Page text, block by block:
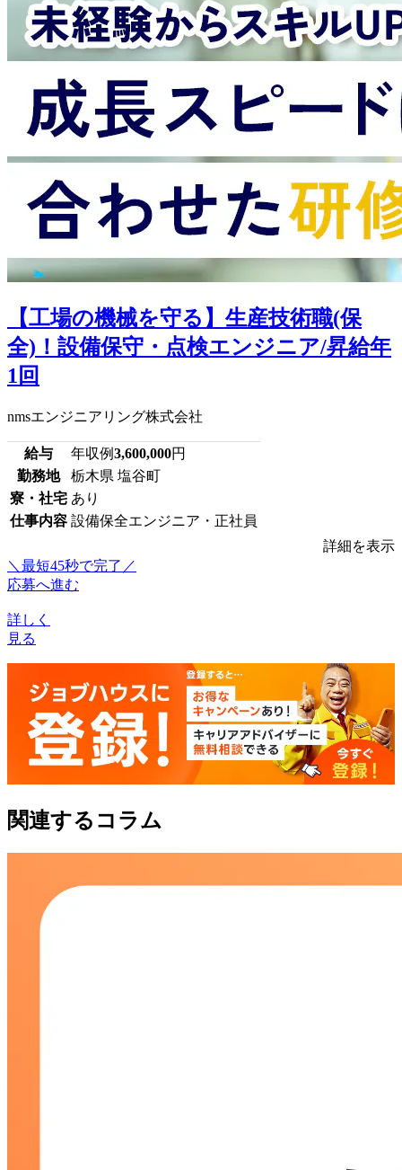
【工場の機械を守る】生産技術職(保
全)！設備保守・点検エンジニア/昇給年
1回
nmsエンジニアリング株式会社
給与 年収例3,600,000円
勤務地
栃木県 塩谷町
寮・社宅 あり
仕事内容 設備保全エンジニア・正社員
詳細を表示
＼最短45秒で完了／
応募へ進む
詳しく
見る
関連するコラム